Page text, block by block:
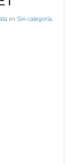
en Sin categoría.